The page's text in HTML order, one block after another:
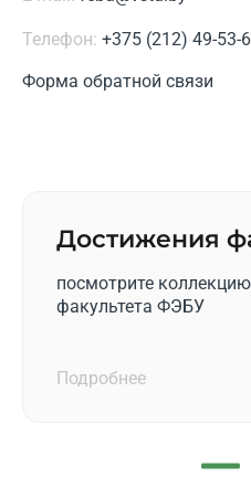
Телефон: +375 (212) 49-53-
Форма обратной связи
Достижения
посмотрите
факультета ФЭБУ
Подробнее